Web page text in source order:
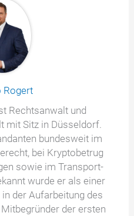
Rogert
Rechtsanwalt und
mit Sitz in Düsseldorf.
bundesweit im
bei Kryptobetrug
sowie im Transport-
wurde er als einer
der Aufarbeitung des
der ersten